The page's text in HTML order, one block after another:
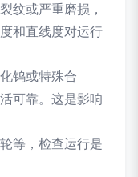
纹或严重磨损，
和直线度对运行
钨或特殊合
可靠。这是影响
等，检查运行是